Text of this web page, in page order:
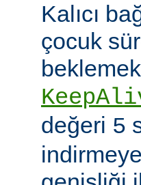
Kalıcı
çocuk
değeri 5